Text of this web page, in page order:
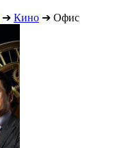
➔ Кино ➔ Офис